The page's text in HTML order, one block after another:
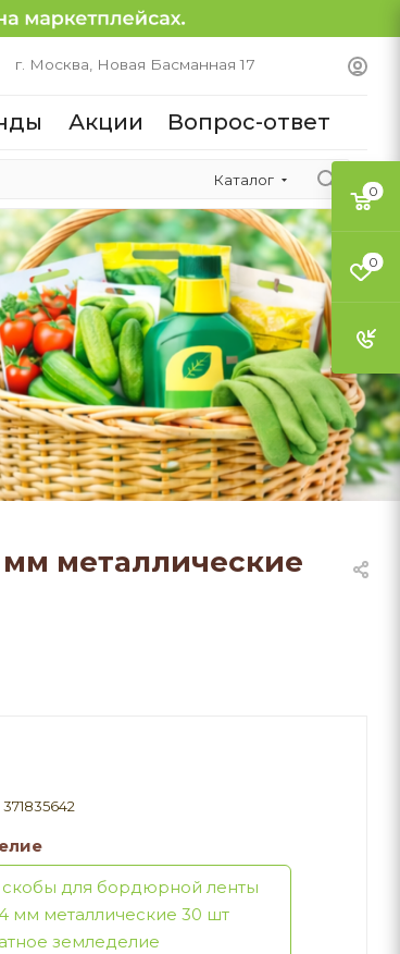
г. Москва, Новая Басманная 17
Акции Вопрос-ответ
Каталог
металлические
371835642
для бордюрной ленты
мм металлические 30 шт
земледелие
0
0